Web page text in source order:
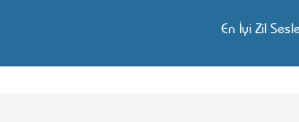
En İyi Zil